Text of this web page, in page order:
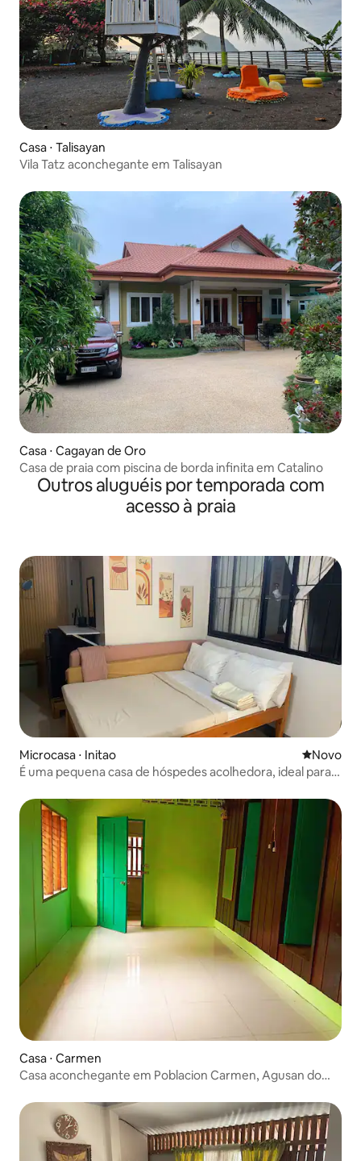
Casa ⋅ Talisayan
Vila Tatz aconchegante em Talisayan
Casa ⋅ Cagayan de Oro
Casa de praia com piscina de borda infinita em Catalino
Outros aluguéis por temporada com
acesso à praia
Microcasa ⋅ Initao Novo
Novo
É uma pequena casa de hóspedes acolhedora, ideal para a
Casa ⋅ Carmen
Casa aconchegante em Poblacion Carmen, Agusan do